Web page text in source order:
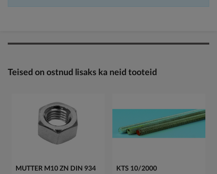
Teised on ostnud lisaks ka neid tooteid
MUTTER M10 ZN DIN 934
KTS 10/2000